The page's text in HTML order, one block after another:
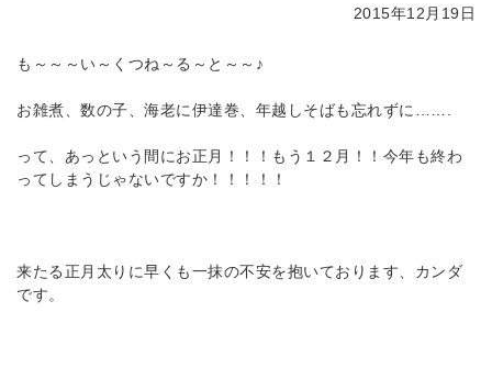
2015年12月19日
も～～～い～くつね～る～と～～♪
お雑煮、数の子、海老に伊達巻、年越しそばも忘れずに…….
って、あっという間にお正月！！！もう１２月！！今年も終わ
ってしまうじゃないですか！！！！！
来たる正月太りに早くも一抹の不安を抱いております、カンダ
です。